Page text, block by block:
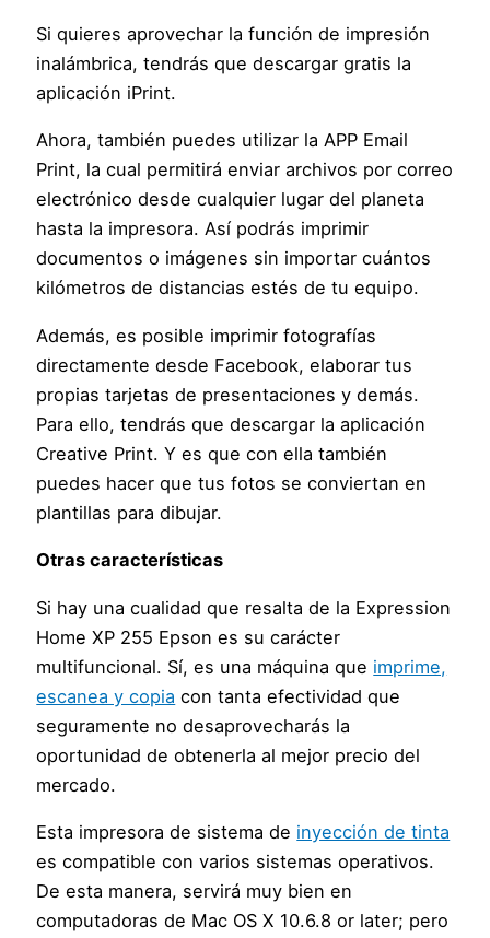
Si quieres aprovechar la función de impresión
inalámbrica, tendrás que descargar gratis la
aplicación iPrint.
Ahora, también puedes utilizar la APP Email
Print, la cual permitirá enviar archivos por correo
electrónico desde cualquier lugar del planeta
hasta la impresora. Así podrás imprimir
documentos o imágenes sin importar cuántos
kilómetros de distancias estés de tu equipo.
Además, es posible imprimir fotografías
directamente desde Facebook, elaborar tus
propias tarjetas de presentaciones y demás.
Para ello, tendrás que descargar la aplicación
Creative Print. Y es que con ella también
puedes hacer que tus fotos se conviertan en
plantillas para dibujar.
Otras características
Si hay una cualidad que resalta de la Expression
Home XP 255 Epson es su carácter
multifuncional. Sí, es una máquina que imprime,
escanea y copia con tanta efectividad que
seguramente no desaprovecharás la
oportunidad de obtenerla al mejor precio del
mercado.
Esta impresora de sistema de inyección de tinta
es compatible con varios sistemas operativos.
De esta manera, servirá muy bien en
computadoras de Mac OS X 10.6.8 or later; pero